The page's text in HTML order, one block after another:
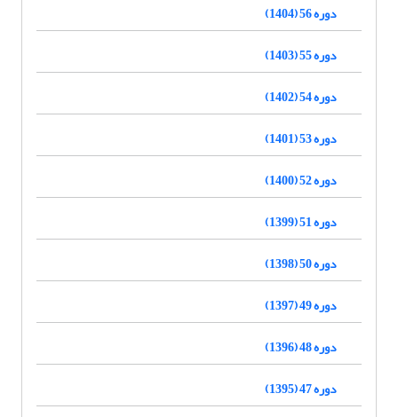
دوره 56 (1404)
دوره 55 (1403)
دوره 54 (1402)
دوره 53 (1401)
دوره 52 (1400)
دوره 51 (1399)
دوره 50 (1398)
دوره 49 (1397)
دوره 48 (1396)
دوره 47 (1395)